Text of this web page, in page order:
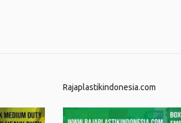
Rajaplastikindonesia.com